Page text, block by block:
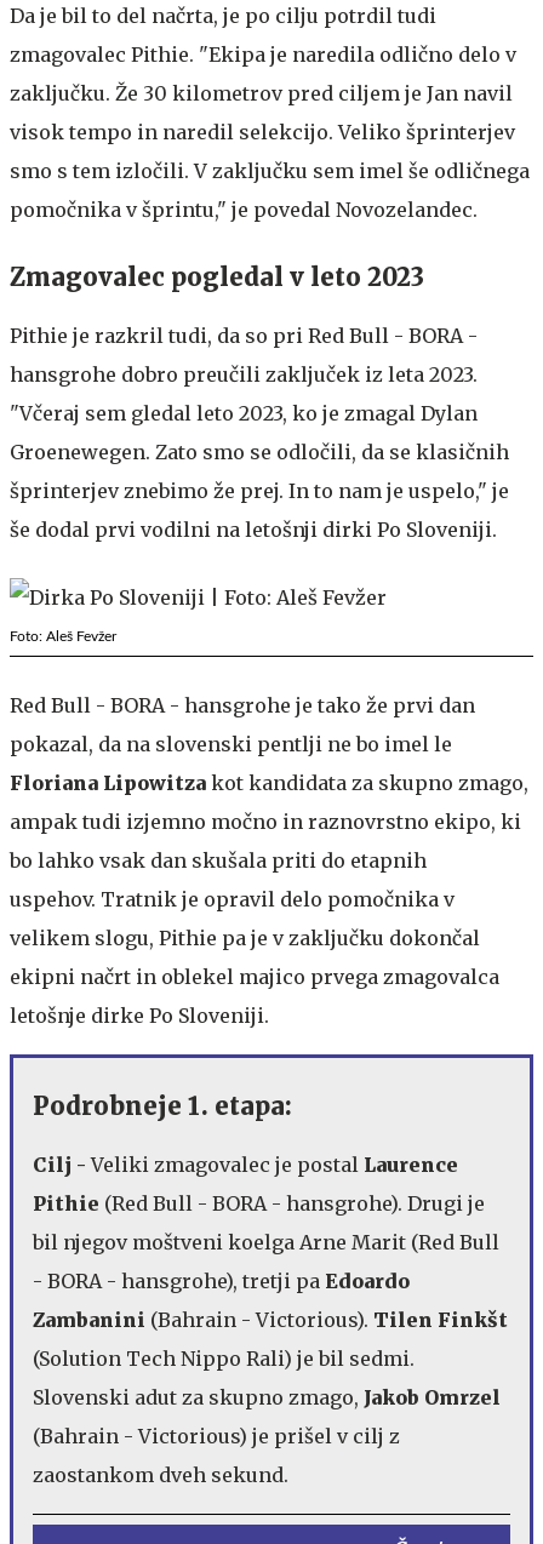
Da je bil to del načrta, je po cilju potrdil tudi
zmagovalec Pithie. "Ekipa je naredila odlično delo v
zaključku. Že 30 kilometrov pred ciljem je Jan navil
visok tempo in naredil selekcijo. Veliko šprinterjev
smo s tem izločili. V zaključku sem imel še odličnega
pomočnika v šprintu," je povedal Novozelandec.
Zmagovalec pogledal v leto 2023
Pithie je razkril tudi, da so pri Red Bull - BORA -
hansgrohe dobro preučili zaključek iz leta 2023.
"Včeraj sem gledal leto 2023, ko je zmagal Dylan
Groenewegen. Zato smo se odločili, da se klasičnih
šprinterjev znebimo že prej. In to nam je uspelo," je
še dodal prvi vodilni na letošnji dirki Po Sloveniji.
Foto: Aleš Fevžer
Red Bull - BORA - hansgrohe je tako že prvi dan
pokazal, da na slovenski pentlji ne bo imel le
Floriana Lipowitza kot kandidata za skupno zmago,
ampak tudi izjemno močno in raznovrstno ekipo, ki
bo lahko vsak dan skušala priti do etapnih
uspehov. Tratnik je opravil delo pomočnika v
velikem slogu, Pithie pa je v zaključku dokončal
ekipni načrt in oblekel majico prvega zmagovalca
letošnje dirke Po Sloveniji.
Podrobneje 1. etapa:
Cilj -Veliki zmagovalec je postal Laurence
Pithie (Red Bull - BORA - hansgrohe). Drugi je
bil njegov moštveni koelga Arne Marit (Red Bull
- BORA - hansgrohe), tretji pa Edoardo
Zambanini (Bahrain - Victorious). Tilen Finkšt
(Solution Tech Nippo Rali) je bil sedmi.
Slovenski adut za skupno zmago, Jakob Omrzel
(Bahrain - Victorious) je prišel v cilj z
zaostankom dveh sekund.